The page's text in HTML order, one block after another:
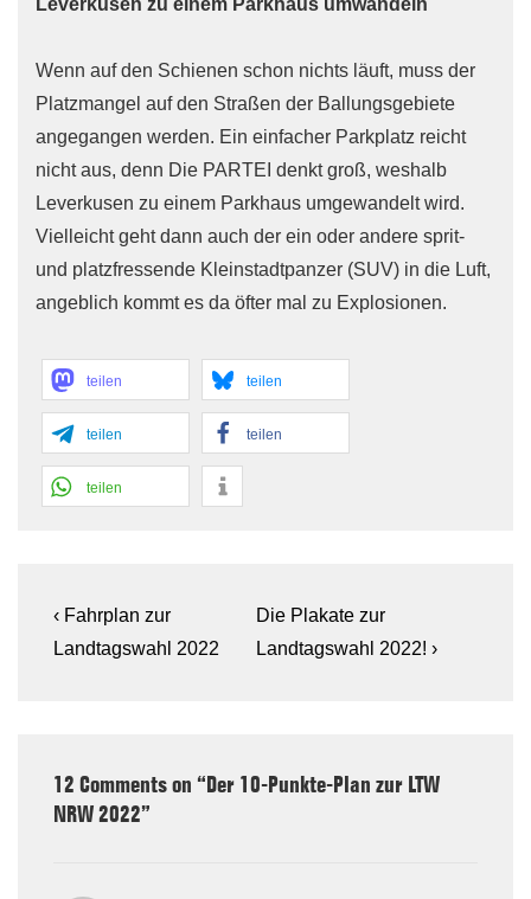
Leverkusen zu einem Parkhaus umwandeln
Wenn auf den Schienen schon nichts läuft, muss der
Platzmangel auf den Straßen der Ballungsgebiete
angegangen werden. Ein einfacher Parkplatz reicht
nicht aus, denn Die PARTEI denkt groß, weshalb
Leverkusen zu einem Parkhaus umgewandelt wird.
Vielleicht geht dann auch der ein oder andere sprit-
und platzfressende Kleinstadtpanzer (SUV) in die Luft,
angeblich kommt es da öfter mal zu Explosionen.
teilen teilen
teilen teilen
teilen
Beitragsnavigation
Previous
Post
‹ Fahrplan zur
Landtagswahl 2022
Next
Post
Die Plakate zur
Landtagswahl 2022! ›
12 Comments on “Der 10-Punkte-Plan zur LTW
NRW 2022”